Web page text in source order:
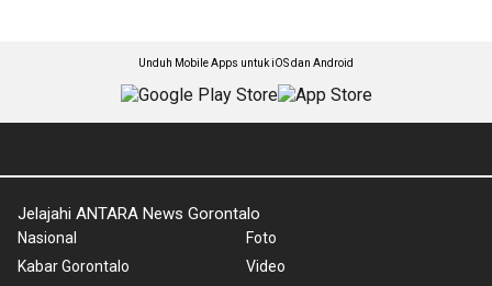
Unduh Mobile Apps untuk iOS dan Android
Jelajahi ANTARA News Gorontalo
Nasional
Kabar Gorontalo
Foto
Video